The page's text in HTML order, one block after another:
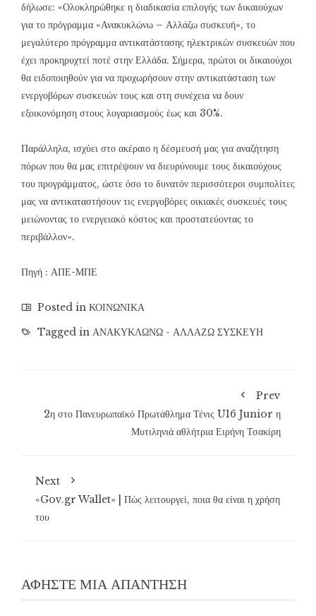
δήλωσε: «Ολοκληρώθηκε η διαδικασία επιλογής των δικαιούχων
για το πρόγραμμα «Ανακυκλώνω – Αλλάζω συσκευή», το
μεγαλύτερο πρόγραμμα αντικατάστασης ηλεκτρικών συσκευών που
έχει προκηρυχτεί ποτέ στην Ελλάδα. Σήμερα, πρώτοι οι δικαιούχοι
θα ειδοποιηθούν για να προχωρήσουν στην αντικατάσταση των
ενεργοβόρων συσκευών τους και στη συνέχεια να δουν
εξοικονόμηση στους λογαριασμούς έως και 30%.
Παράλληλα, ισχύει στο ακέραιο η δέσμευσή μας για αναζήτηση
πόρων που θα μας επιτρέψουν να διευρύνουμε τους δικαιούχους
του προγράμματος, ώστε όσο το δυνατόν περισσότεροι συμπολίτες
μας να αντικαταστήσουν τις ενεργοβόρες οικιακές συσκευές τους
μειώνοντας το ενεργειακό κόστος και προστατεύοντας το
περιβάλλον».
Πηγή : ΑΠΕ-ΜΠΕ
Posted in ΚΟΙΝΩΝΙΚΑ
Tagged in ΑΝΑΚΥΚΛΩΝΩ - ΑΛΛΑΖΩ ΣΥΣΚΕΥΗ
Prev
2η στο Πανευρωπαϊκό Πρωτάθλημα Τένις U16 Junior η
Μυτιληνιά αθλήτρια Ειρήνη Τσακίρη
Next
«Gov.gr Wallet» | Πώς λειτουργεί, ποια θα είναι η χρήση
του
ΑΦΉΣΤΕ ΜΙΑ ΑΠΆΝΤΗΣΗ